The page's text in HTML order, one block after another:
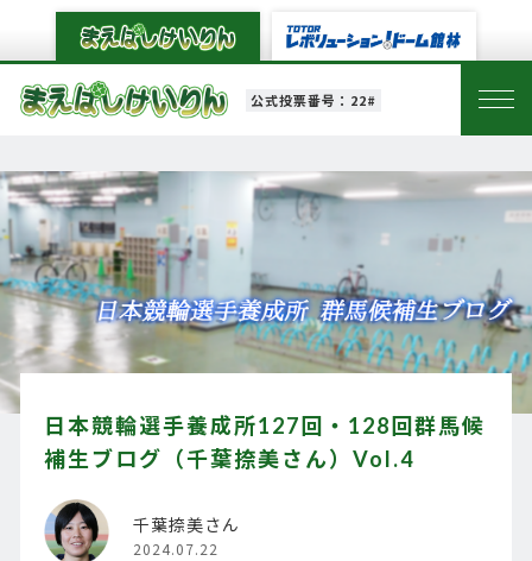
公式投票番号：22#
日本競輪選手養成所127回・128回群馬候
補生ブログ（千葉捺美さん）Vol.4
千葉捺美さん
2024.07.22